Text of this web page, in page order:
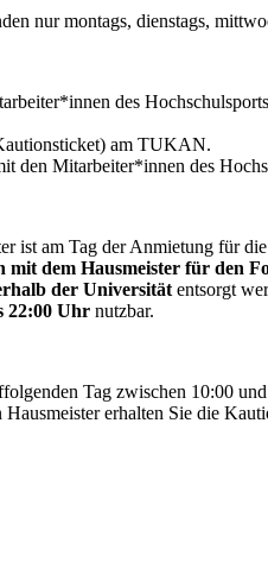
nur montags, dienstags,
des
am TUKAN.
den Mitarbeiter*innen des
ist am Tag der Anmietung für
mit dem Hausmeister für den
der Universität entsorgt
22:00 Uhr nutzbar.
Tag zwischen 10:00
erhalten Sie die